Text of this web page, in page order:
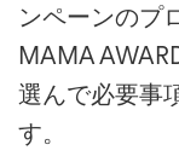
ンペーンのプ
MAMA
選んで必要事
す。